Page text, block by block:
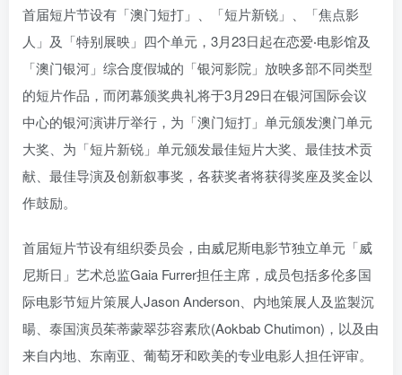
首届短片节设有「澳门短打」、「短片新锐」、「焦点影
人」及「特别展映」四个单元，3月23日起在恋爱‧电影馆及
「澳门银河」综合度假城的「银河影院」放映多部不同类型
的短片作品，而闭幕颁奖典礼将于3月29日在银河国际会议
中心的银河演讲厅举行，为「澳门短打」单元颁发澳门单元
大奖、为「短片新锐」单元颁发最佳短片大奖、最佳技术贡
献、最佳导演及创新叙事奖，各获奖者将获得奖座及奖金以
作鼓励。
首届短片节设有组织委员会，由威尼斯电影节独立单元「威
尼斯日」艺术总监Gaia Furrer担任主席，成员包括多伦多国
际电影节短片策展人Jason Anderson、内地策展人及监製沉
暘、泰国演员茱蒂蒙翠莎容素欣(Aokbab Chutimon)，以及由
来自内地、东南亚、葡萄牙和欧美的专业电影人担任评审。